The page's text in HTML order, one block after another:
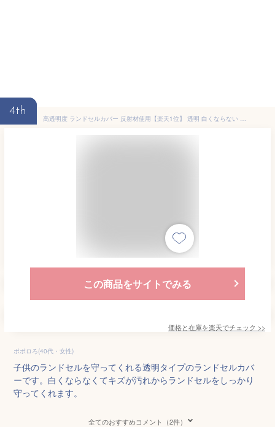
4th
高透明度 ランドセルカバー 反射材使用【楽天1位】 透明 白くならない 【一部予約】 白化2年保証 16色カラフル クリア シンプル ランドセル カバー 一年生 女の子 男の子 キッズ 防水 入学準備 新入学 入学祝 プレゼント 安全通学 保護シート 人気 雨 ランドセル用カバー
この商品をサイトでみる
価格と在庫を楽天でチェック >>
ポポロろ(40代・女性)
子供のランドセルを守ってくれる透明タイプのランドセルカバ
ーです。白くならなくてキズが汚れからランドセルをしっかり
守ってくれます。
全てのおすすめコメント（2件）